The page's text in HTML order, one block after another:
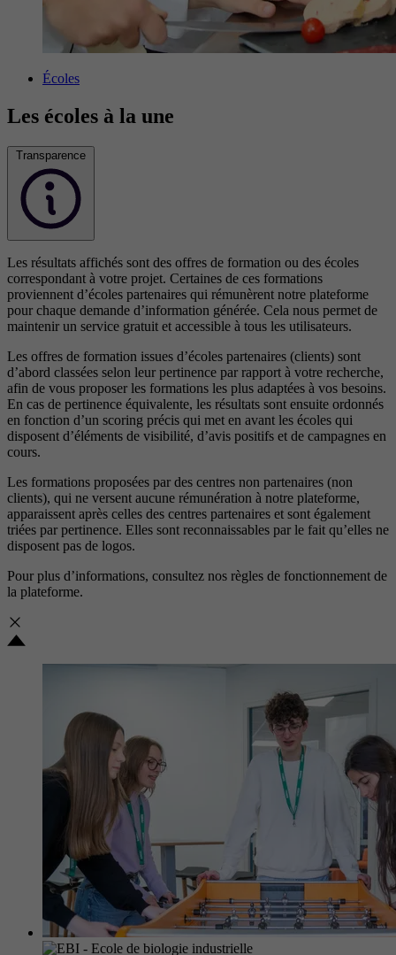
Écoles
Les écoles à la une
Transparence
Les résultats affichés sont des offres de formation ou des écoles
correspondant à votre projet. Certaines de ces formations
proviennent d’écoles partenaires qui rémunèrent notre plateforme
pour chaque demande d’information générée. Cela nous permet de
maintenir un service gratuit et accessible à tous les utilisateurs.
Les offres de formation issues d’écoles partenaires (clients) sont
d’abord classées selon leur pertinence par rapport à votre recherche,
afin de vous proposer les formations les plus adaptées à vos besoins.
En cas de pertinence équivalente, les résultats sont ensuite ordonnés
en fonction d’un scoring précis qui met en avant les écoles qui
disposent d’éléments de visibilité, d’avis positifs et de campagnes en
cours.
Les formations proposées par des centres non partenaires (non
clients), qui ne versent aucune rémunération à notre plateforme,
apparaissent après celles des centres partenaires et sont également
triées par pertinence. Elles sont reconnaissables par le fait qu’elles ne
disposent pas de logos.
Pour plus d’informations, consultez nos règles de fonctionnement de
la plateforme.